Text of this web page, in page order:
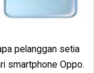
pelanggan setia
smartphone Oppo.